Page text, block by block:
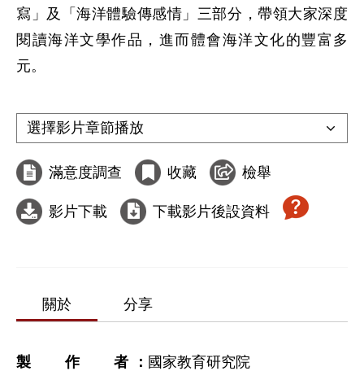
寫」及「海洋體驗傳感情」三部分，帶領大家深度
閱讀海洋文學作品，進而體會海洋文化的豐富多
元。
滿意度調查 收藏 檢舉
影片下載 下載影片後設資料
關於 分享
製作者
國家教育研究院